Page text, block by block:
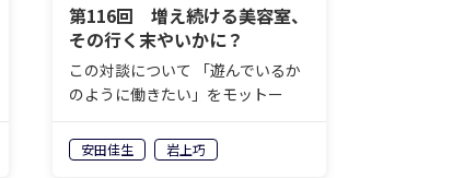
第116回 増え続ける美容室、
その行く末やいかに？
この対談について 「遊んでいるか
のように働きたい」をモットー
ロハ美容師”こと岩上巧さん。自身
が経営するヘアサロン
安田佳生 岩上巧